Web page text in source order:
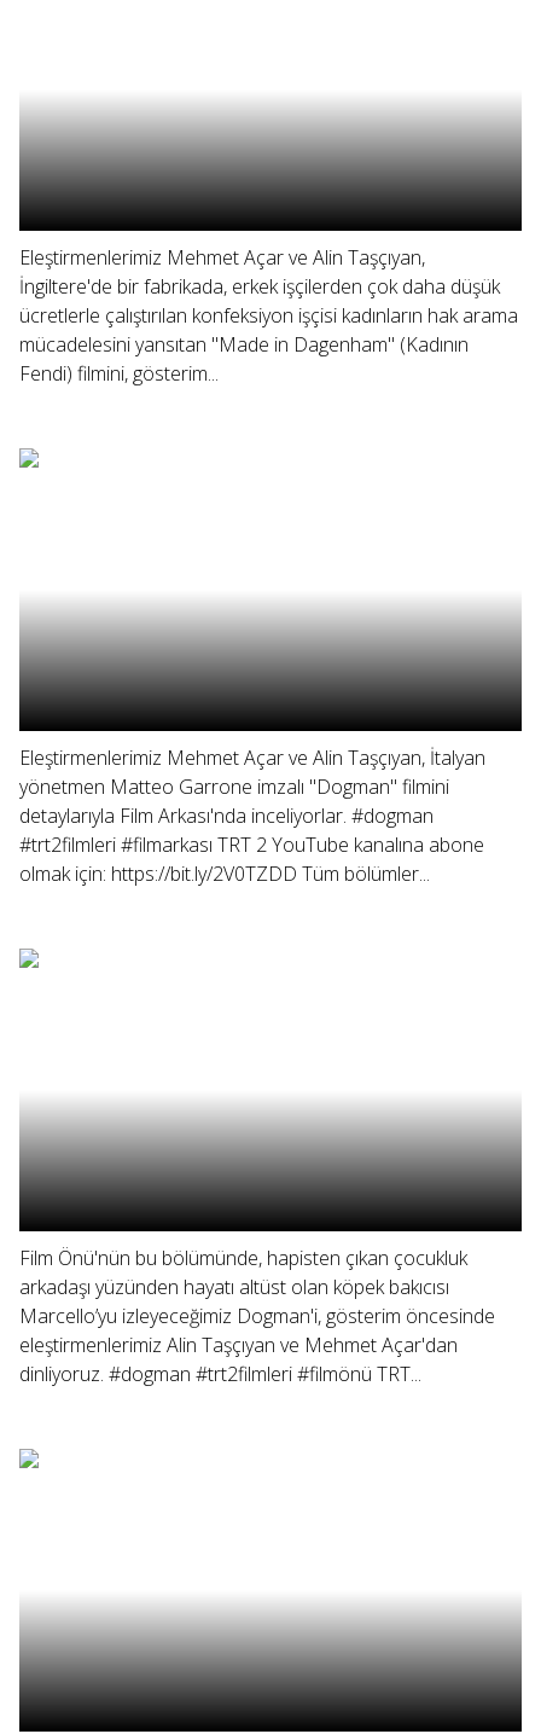
Eleştirmenlerimiz Mehmet Açar ve Alin Taşçıyan,
İngiltere'de bir fabrikada, erkek işçilerden çok daha düşük
ücretlerle çalıştırılan konfeksiyon işçisi kadınların hak arama
mücadelesini yansıtan "Made in Dagenham" (Kadının
Fendi) filmini, gösterim...
Eleştirmenlerimiz Mehmet Açar ve Alin Taşçıyan, İtalyan
yönetmen Matteo Garrone imzalı "Dogman" filmini
detaylarıyla Film Arkası'nda inceliyorlar. #dogman
#trt2filmleri #filmarkası TRT 2 YouTube kanalına abone
olmak için: https://bit.ly/2V0TZDD Tüm bölümler...
Film Önü'nün bu bölümünde, hapisten çıkan çocukluk
arkadaşı yüzünden hayatı altüst olan köpek bakıcısı
Marcello’yu izleyeceğimiz Dogman'i, gösterim öncesinde
eleştirmenlerimiz Alin Taşçıyan ve Mehmet Açar'dan
dinliyoruz. #dogman #trt2filmleri #filmönü TRT...